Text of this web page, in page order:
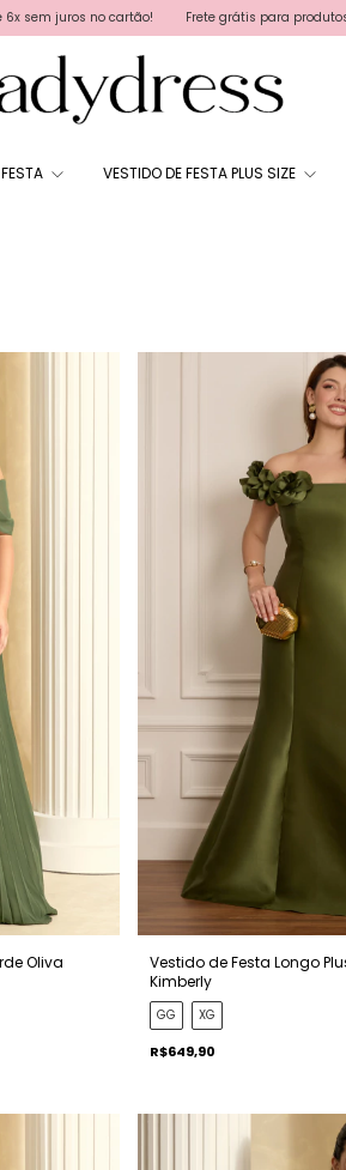
para produtos acima de R$ 450,00, exceto Sale |
VESTIDO DE FESTA PLUS SIZE
Oliva
Vestido de Festa Longo
Kimberly
GG XG
R$649,90